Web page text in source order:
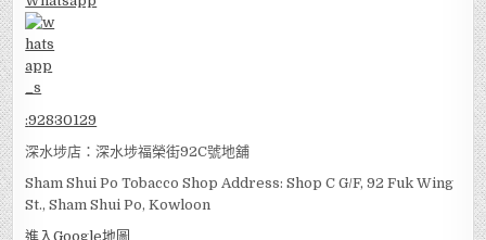
:92830129
深水埗店：深水埗福榮街92C號地舖
Sham Shui Po Tobacco Shop Address: Shop C G/F, 92 Fuk Wing
St., Sham Shui Po, Kowloon
進入Google地圖